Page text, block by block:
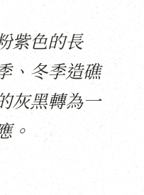
紫色的長
、冬季造礁
灰黑轉為一
。